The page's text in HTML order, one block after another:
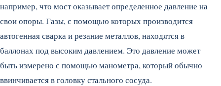
например, что мост оказывает определенное давление на
свои опоры. Газы, с помощью которых производится
автогенная сварка и резание металлов, находятся в
баллонах под высоким давлением. Это давление может
быть измерено с помощью манометра, который обычно
ввинчивается в головку стального сосуда.